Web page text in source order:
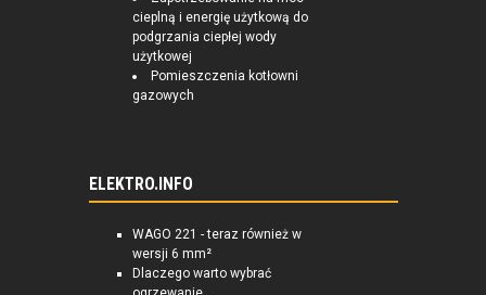
cieplną i energię użytkową do
podgrzania ciepłej wody
użytkowej
Pomieszczenia kotłowni
gazowych
ELEKTRO.INFO
WAGO 221 - teraz również w
wersji 6 mm²
Dlaczego warto wybrać